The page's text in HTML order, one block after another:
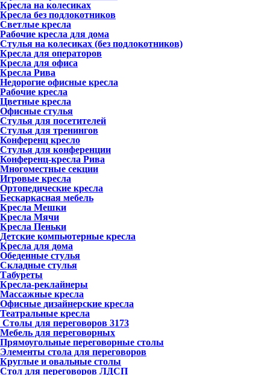
Кресла на колесиках
Кресла без подлокотников
Светлые кресла
Рабочие кресла для дома
Стулья на колесиках (без подлокотников)
Кресла для операторов
Кресла для офиса
Кресла Рива
Недорогие офисные кресла
Рабочие кресла
Цветные кресла
Офисные стулья
Стулья для посетителей
Стулья для тренингов
Конференц кресло
Стулья для конференции
Конференц-кресла Рива
Многоместные секции
Игровые кресла
Ортопедические кресла
Бескаркасная мебель
Кресла Мешки
Кресла Мячи
Кресла Пеньки
Детские компьютерные кресла
Кресла для дома
Обеденные стулья
Складные стулья
Табуреты
Кресла-реклайнеры
Массажные кресла
Офисные дизайнерские кресла
Театральные кресла
Столы для переговоров 3173
Мебель для переговорных
Прямоугольные переговорные столы
Элементы стола для переговоров
Круглые и овальные столы
Стол для переговоров ЛДСП